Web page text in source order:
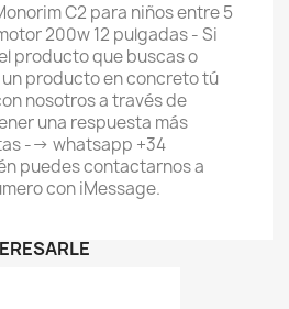
C2 para niños entre 5
200w 12 pulgadas - Si
producto que buscas o
producto en concreto tú
nosotros a través de
una respuesta más
--> whatsapp +34
puedes contactarnos a
con iMessage.